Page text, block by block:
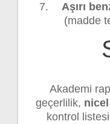
Aşırı
(madde
Akademi
geçerlilik,
kontrol